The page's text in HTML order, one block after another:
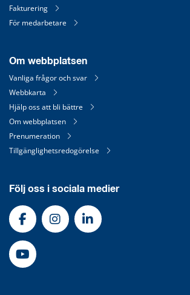
Fakturering
För medarbetare
Om webbplatsen
Vanliga frågor och svar
Webbkarta
Hjälp oss att bli bättre
Om webbplatsen
Prenumeration
Tillgänglighetsredogörelse
Följ oss i sociala medier